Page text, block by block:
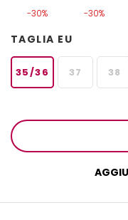
-30% -30%
TAGLIA EU
35/36 37 38